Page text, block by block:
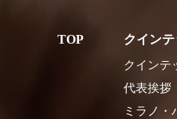
クイン
クインテ
代表挨拶
ミラノ・